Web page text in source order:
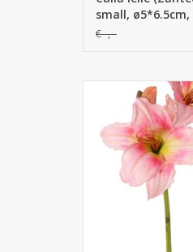
small, ø5*6.5cm,
€--,--
130265RS -
(Hemerocallis),
bloemen (Ø 11 cm,
knoppen, 65